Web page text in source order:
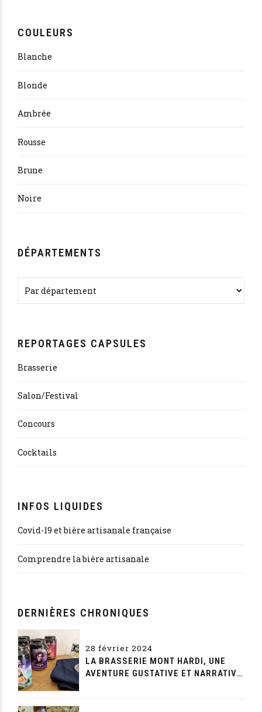
COULEURS
Blanche
Blonde
Ambrée
Rousse
Brune
Noire
DÉPARTEMENTS
REPORTAGES CAPSULES
Brasserie
Salon/Festival
Concours
Cocktails
INFOS LIQUIDES
Covid-19 et bière artisanale française
Comprendre la bière artisanale
DERNIÈRES CHRONIQUES
28 février 2024
LA BRASSERIE MONT HARDI, UNE
AVENTURE GUSTATIVE ET NARRATIVE